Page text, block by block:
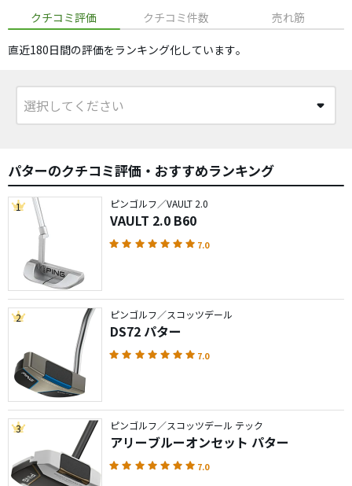
クチコミ評価 クチコミ件数 売れ筋
直近180日間の評価をランキング化しています​。
パターのクチコミ評価・おすすめランキング
1 ピンゴルフ／VAULT 2.0
VAULT 2.0 B60
7.0
2 ピンゴルフ／スコッツデール
DS72 パター
7.0
3 ピンゴルフ／スコッツデール テック
アリーブルーオンセット パター
7.0